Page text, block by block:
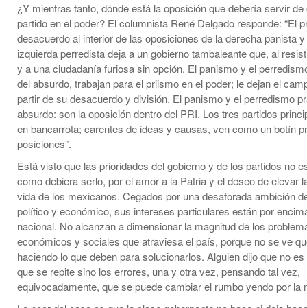
¿Y mientras tanto, dónde está la oposición que debería servir
partido en el poder? El columnista René Delgado responde: “El
desacuerdo al interior de las oposiciones de la derecha panista
izquierda perredista deja a un gobierno tambaleante que, al
y a una ciudadanía furiosa sin opción. El panismo y el
del absurdo, trabajan para el priismo en el poder; le dejan el
partir de su desacuerdo y división. El panismo y el perredismo
absurdo: son la oposición dentro del PRI. Los tres partidos
en bancarrota; carentes de ideas y causas, ven como un botín
posiciones”.
Está visto que las prioridades del gobierno y de los partidos no
como debiera serlo, por el amor a la Patria y el deseo de elevar
vida de los mexicanos. Cegados por una desaforada ambición
político y económico, sus intereses particulares están por
nacional. No alcanzan a dimensionar la magnitud de los
económicos y sociales que atraviesa el país, porque no se ve
haciendo lo que deben para solucionarlos. Alguien dijo que no
que se repite sino los errores, una y otra vez, pensando tal vez,
equivocadamente, que se puede cambiar el rumbo yendo por la